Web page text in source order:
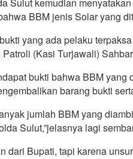
Sulut kemudian
BBM jenis Solar yang
yang ada pelaku
(Kasi Turjawali)
bukti bahwa BBM
barang bukti
jumlah BBM yang
Sulut,”jelasnya lagi
dari Bupati, tapi karena